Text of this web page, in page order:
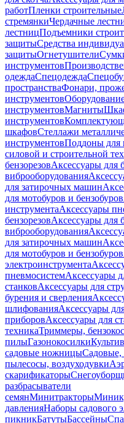
работПленки строительные
стремянкиЧердачные
лестницПодъемники
защитыСредства
защитыОгнетушители
инструментов
одеждаСпецодежда
пространстваФонари,
инструментов
инструментовМагниты
инструментов
шкафовСтеллажи
инструментовПоддоны для
силовой и строительной
бензорезовАксессуары для
виброоборудования
для затирочных машин
для мотобуров и бензобуров
инструментаАксессуары
бензорезовАксессуары для
виброоборудования
для затирочных машин
для мотобуров и бензобуров
электроинструмента
пневмосистемАксессуары
станковАксессуары для
бурения и сверления
шлифованияАксессуары
приборовАксессуары для
техникаТриммеры,
пилыГазонокосилки
садовые ножницыСадовые,
пылесосы, воздуходувки
скарификаторы
разбрасыватели
семянМинитракторы
давленияНаборы садового
пикникБатутыБассейны